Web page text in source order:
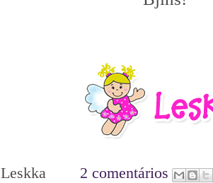
Leskka 2 comentários